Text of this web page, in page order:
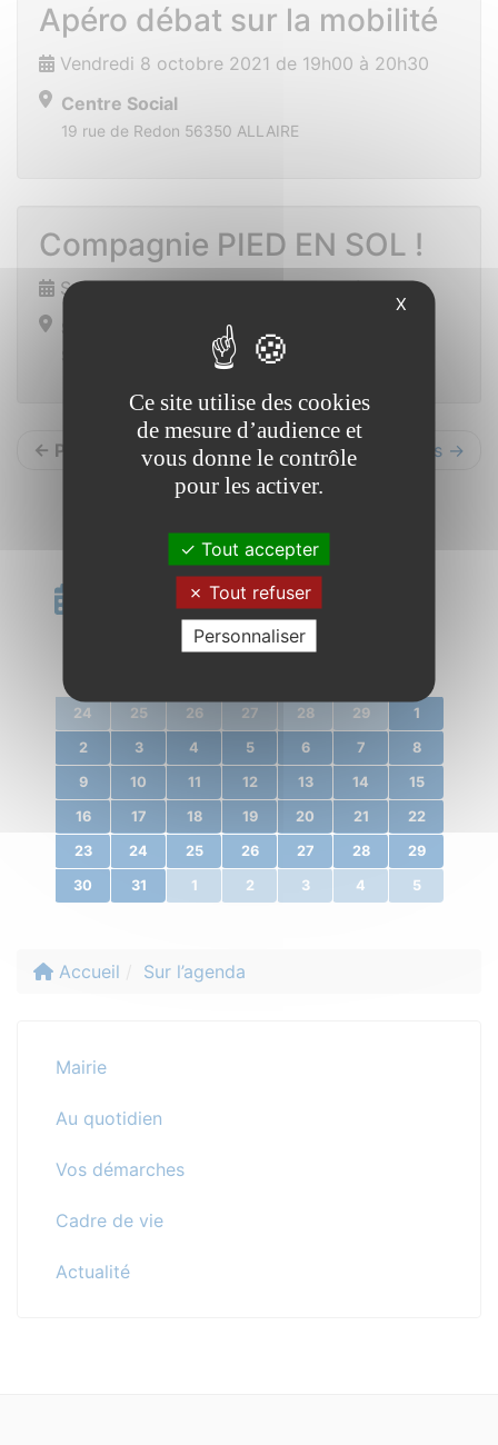
Apéro débat sur la mobilité
Vendredi 8 octobre 2021 de 19h00 à 20h30
Centre Social
19 rue de Redon 56350 ALLAIRE
Compagnie PIED EN SOL !
Samedi 16 octobre 2021 de 15h00 à 17h00
SAINT VINCENT SUR OUST
← Précédents Suivants →
Calendrier
mars 2020
24 25 26 27 28 29 1
2 3 4 5 6 7 8
9 10 11 12 13 14 15
16 17 18 19 20 21 22
23 24 25 26 27 28 29
30 31 1 2 3 4 5
Accueil Sur l’agenda
Mairie
Au quotidien
Vos démarches
Cadre de vie
Actualité
X
Ce site utilise des cookies
de mesure d’audience et
vous donne le contrôle
pour les activer.
Tout accepter
Tout refuser
Personnaliser